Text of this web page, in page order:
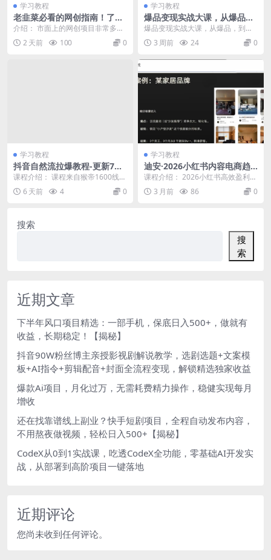
学习教程
老韭菜必看的网创指南！了解
项目类型，才能找到好的项
目，才能拿到想要的结果
介绍： 市面上的网创项目非常多，
割韭菜的也非常多，新手小白对于
网创的理解不够深刻...
2 天前 100 0
学习教程
爆品变现实战大课，从爆品，
到流量，到成交，一个爆品+I
P+私域+用好AI=100W到1000
W(7月10-12日)
爆品变现实战大课，从爆品，到流
量，到成交，一个爆品+IP+私域+用
好AI=100...
3 周前 24 0
学习教程
抖音自然流拉爆教程-更新7
月：做懂流量的主播，新规适
配+持续更新，话术+投放+起
号一站式实战教学
课程介绍： 课程来自猴帝1600线上
课。从0-1快速起号，成为运营型主
播，掌握主...
6 天前 4 0
学习教程
迪安·2026小红书内容电商趋
势操盘手x实习生xAI
课程介绍： 2026小红书高效盈利实
战课，拆解“操盘手+SOP+中台”的
高效模型...
3 月前 86 0
搜索
搜
索
近期文章
下半年风口项目精选：一部手机，保底日入500+，做就有
收益，长期稳定！【揭秘】
抖音90W粉丝博主亲授影视剧解说教学，选剧选题+文案模
板+AI指令+剪辑配音+封面全流程变现，解锁精选独家收益
爆款Ai项目，月化过万，无需耗费精力操作，稳健实现每月
增收
还在找靠谱线上副业？快手短剧项目，全程自动发布内容，
不用熬夜做视频，轻松日入500+【揭秘】
CodeX从0到1实战课，吃透CodeX全功能，零基础AI开发实
战，从部署到高阶项目一键落地
近期评论
您尚未收到任何评论。